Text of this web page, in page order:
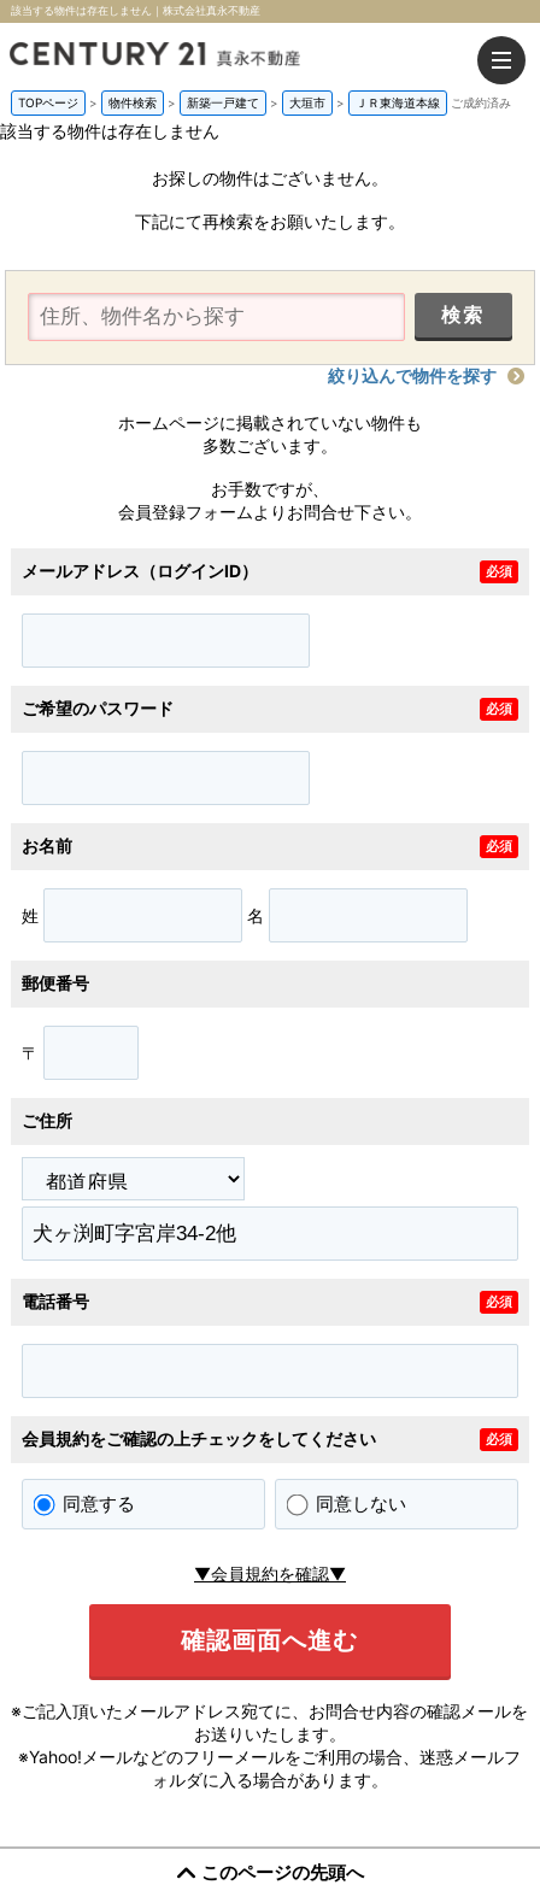
該当する物件は存在しません｜株式会社真永不動産
TOPページ > 物件検索 > 新築一戸建て > 大垣市 > ＪＲ東海道本線 ご成約済み
該当する物件は存在しません
お探しの物件はございません。
下記にて再検索をお願いたします。
絞り込んで物件を探す
ホームページに掲載されていない物件も
多数ございます。
お手数ですが、
会員登録フォームよりお問合せ下さい。
メールアドレス（ログインID） 必須
ご希望のパスワード 必須
お名前 必須
姓 名
郵便番号
〒
ご住所
電話番号 必須
会員規約をご確認の上チェックをしてください 必須
同意する 同意しない
▼会員規約を確認▼
※ご記入頂いたメールアドレス宛てに、お問合せ内容の確認メールを
お送りいたします。
※Yahoo!メールなどのフリーメールをご利用の場合、迷惑メールフ
ォルダに入る場合があります。
このページの先頭へ